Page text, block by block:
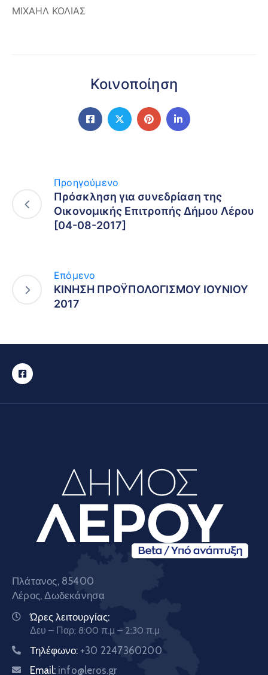
ΜΙΧΑΗΛ ΚΟΛΙΑΣ
Κοινοποίηση
Προηγούμενο
Πρόσκληση για συνεδρίαση της
Οικονομικής Επιτροπής Δήμου Λέρου
[04-08-2017]
Επόμενο
ΚΙΝΗΣΗ ΠΡΟΫΠΟΛΟΓΙΣΜΟΥ ΙΟΥΝΙΟΥ
2017
Πλάτανος, 85400
Λέρος, Δωδεκάνησα
Ώρες λειτουργίας:
Δευ – Παρ: 8:00 π.μ – 2:30 π.μ
Τηλέφωνο: +30 2247360200
Email: info@leros.gr